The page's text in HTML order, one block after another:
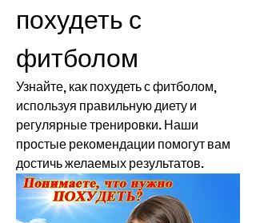
похудеть с
фитболом
Узнайте, как похудеть с фитболом,
используя правильную диету и
регулярные тренировки. Наши
простые рекомендации помогут вам
достичь желаемых результатов.